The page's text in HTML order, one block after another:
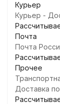
Курьер
Курьер -
Почта
Почта
Прочее
Доставка